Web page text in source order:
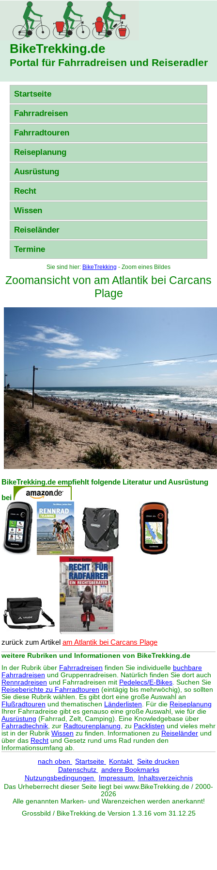
BikeTrekking.de
Portal für Fahrradreisen und Reiseradler
Startseite
Fahrradreisen
Fahrradtouren
Reiseplanung
Ausrüstung
Recht
Wissen
Reiseländer
Termine
Sie sind hier: BikeTrekking - Zoom eines Bildes
Zoomansicht von am Atlantik bei Carcans
Plage
BikeTrekking.de empfiehlt folgende Literatur und Ausrüstung
bei
zurück zum Artikel am Atlantik bei Carcans Plage
weitere Rubriken und Informationen von BikeTrekking.de
In der Rubrik über Fahrradreisen finden Sie individuelle buchbare
Fahrradreisen und Gruppenradreisen. Natürlich finden Sie dort auch
Rennradreisen und Fahrradreisen mit Pedelecs/E-Bikes. Suchen Sie
Reiseberichte zu Fahrradtouren (eintägig bis mehrwöchig), so sollten
Sie diese Rubrik wählen. Es gibt dort eine große Auswahl an
Flußradtouren und thematischen Länderlisten. Für die Reiseplanung
Ihrer Fahrradreise gibt es genauso eine große Auswahl, wie für die
Ausrüstung (Fahrrad, Zelt, Camping). Eine Knowledgebase über
Fahrradtechnik, zur Radtourenplanung, zu Packlisten und vieles mehr
ist in der Rubrik Wissen zu finden. Informationen zu Reiseländer und
über das Recht und Gesetz rund ums Rad runden den
Informationsumfang ab.
nach oben
Startseite Kontakt
Seite drucken
Datenschutz
andere Bookmarks
Nutzungsbedingungen
Impressum
Inhaltsverzeichnis
Das Urheberrecht dieser Seite liegt bei www. BikeTrekking.de / 2000-
2026
Alle genannten Marken- und Warenzeichen werden anerkannt!
Grossbild / BikeTrekking.de Version 1.3.16 vom 31.12.25